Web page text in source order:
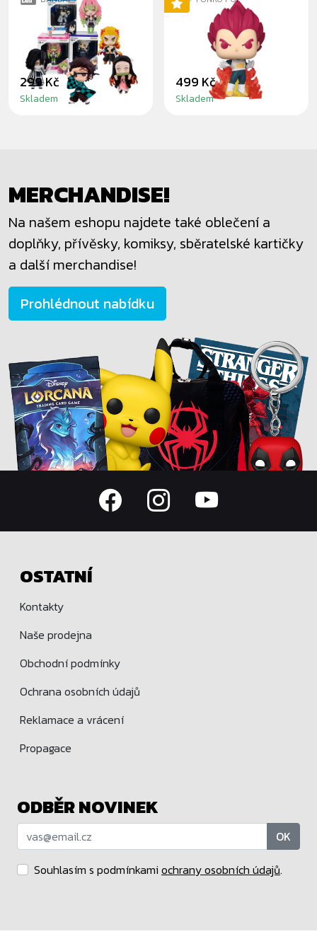
DEMON SLAYER -
CHIBI MASTERS
299 Kč
Skladem
SUPER SAIYAN
GOD VEGETA
499 Kč
Skladem
MERCHANDISE!
Na našem eshopu najdete také oblečení a
doplňky, přívěsky, komiksy, sběratelské kartičky
a další merchandise!
Prohlédnout nabídku
OSTATNÍ
Kontakty
Naše prodejna
Obchodní podmínky
Ochrana osobních údajů
Reklamace a vrácení
Propagace
ODBĚR NOVINEK
OK
Souhlasím s podmínkami ochrany osobních údajů.